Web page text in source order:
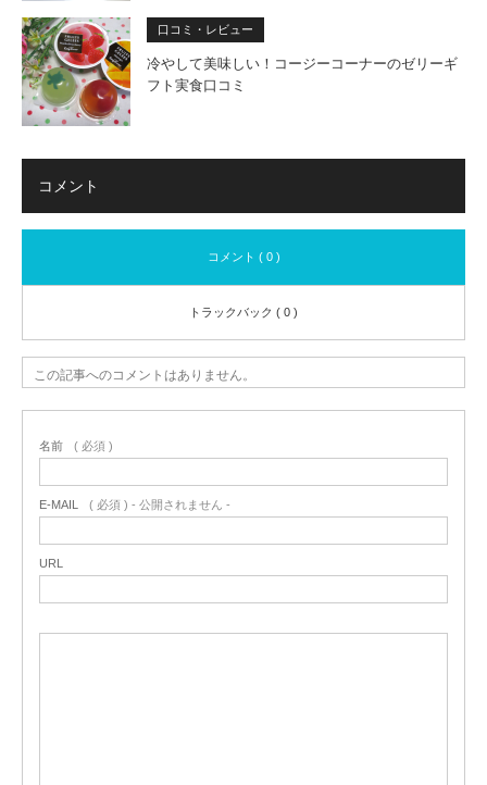
口コミ・レビュー
冷やして美味しい！コージーコーナーのゼリーギ
フト実食口コミ
コメント
コメント ( 0 )
トラックバック ( 0 )
この記事へのコメントはありません。
名前 ( 必須 )
E-MAIL ( 必須 ) - 公開されません -
URL